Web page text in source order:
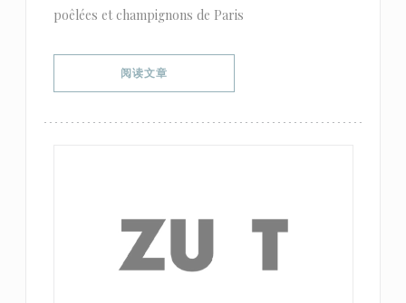
poêlées et champignons de Paris
阅读文章((在新窗口中打开))